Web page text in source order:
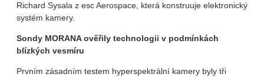
Richard Sysala z esc Aerospace, která konstruuje elektronický
systém kamery.
Sondy MORANA ověřily technologii v podmínkách
blízkých vesmíru
Prvním zásadním testem hyperspektrální kamery byly tři